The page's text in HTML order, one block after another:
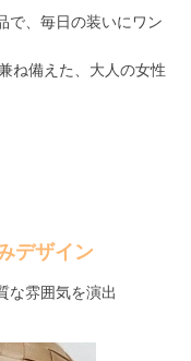
で、毎日の装いにワン
ね備えた、大人の女性
デザイン
な雰囲気を演出